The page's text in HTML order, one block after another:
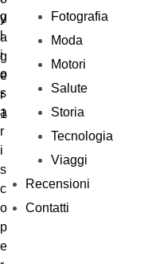
Fotografia
Moda
Motori
Salute
Storia
Tecnologia
Viaggi
Recensioni
Contatti